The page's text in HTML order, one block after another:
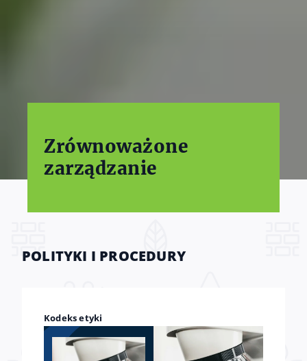
Zrównoważone
zarządzanie
POLITYKI I PROCEDURY
Kodeks etyki